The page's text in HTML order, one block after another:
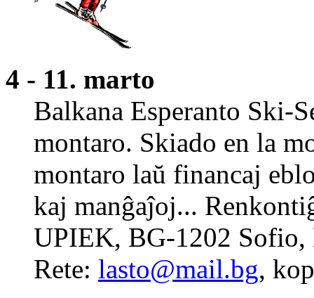
4 - 11. marto
Balkana Esperanto Ski-
montaro. Skiado en la
montaro laŭ financaj
kaj manĝaĵoj...
UPIEK, BG-1202
Rete: lasto@mail.bg,